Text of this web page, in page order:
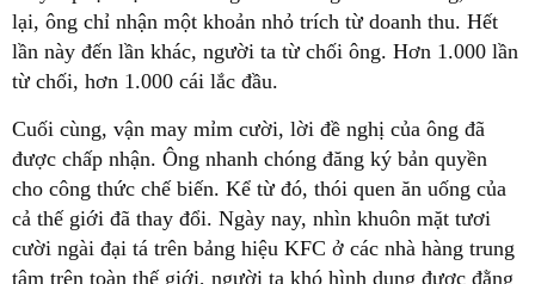
lại, ông chỉ nhận một khoản nhỏ trích từ doanh thu. Hết
lần này đến lần khác, người ta từ chối ông. Hơn 1.000 lần
từ chối, hơn 1.000 cái lắc đầu.
Cuối cùng, vận may mỉm cười, lời đề nghị của ông đã
được chấp nhận. Ông nhanh chóng đăng ký bản quyền
cho công thức chế biến. Kể từ đó, thói quen ăn uống của
cả thế giới đã thay đổi. Ngày nay, nhìn khuôn mặt tươi
cười ngài đại tá trên bảng hiệu KFC ở các nhà hàng trung
tâm trên toàn thế giới, người ta khó hình dung được đằng